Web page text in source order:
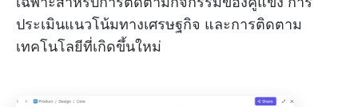
ประเมินแนวโน้มทางเศรษฐกิจ และการติดตาม
เทคโนโลยีที่เกิดขึ้นใหม่